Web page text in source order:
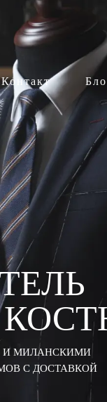
Контакт
И МИЛАНСКИМИ
С ДОСТАВКОЙ